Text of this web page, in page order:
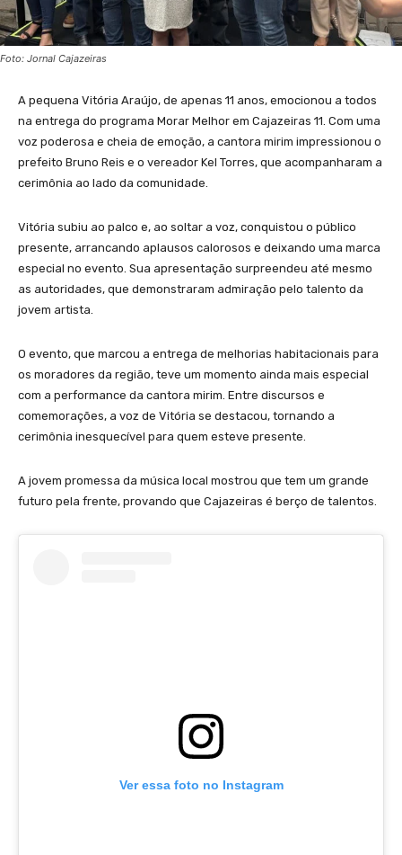
Foto: Jornal Cajazeiras
A pequena Vitória Araújo, de apenas 11 anos, emocionou a todos
na entrega do programa Morar Melhor em Cajazeiras 11. Com uma
voz poderosa e cheia de emoção, a cantora mirim impressionou o
prefeito Bruno Reis e o vereador Kel Torres, que acompanharam a
cerimônia ao lado da comunidade.
Vitória subiu ao palco e, ao soltar a voz, conquistou o público
presente, arrancando aplausos calorosos e deixando uma marca
especial no evento. Sua apresentação surpreendeu até mesmo
as autoridades, que demonstraram admiração pelo talento da
jovem artista.
O evento, que marcou a entrega de melhorias habitacionais para
os moradores da região, teve um momento ainda mais especial
com a performance da cantora mirim. Entre discursos e
comemorações, a voz de Vitória se destacou, tornando a
cerimônia inesquecível para quem esteve presente.
A jovem promessa da música local mostrou que tem um grande
futuro pela frente, provando que Cajazeiras é berço de talentos.
Ver essa foto no Instagram